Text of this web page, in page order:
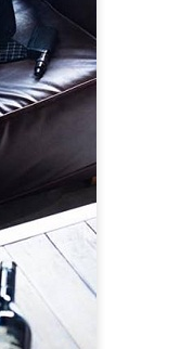
sắc sảo nhưng không lạnh
nhưng đầy chủ đích giúp
khuôn hình.